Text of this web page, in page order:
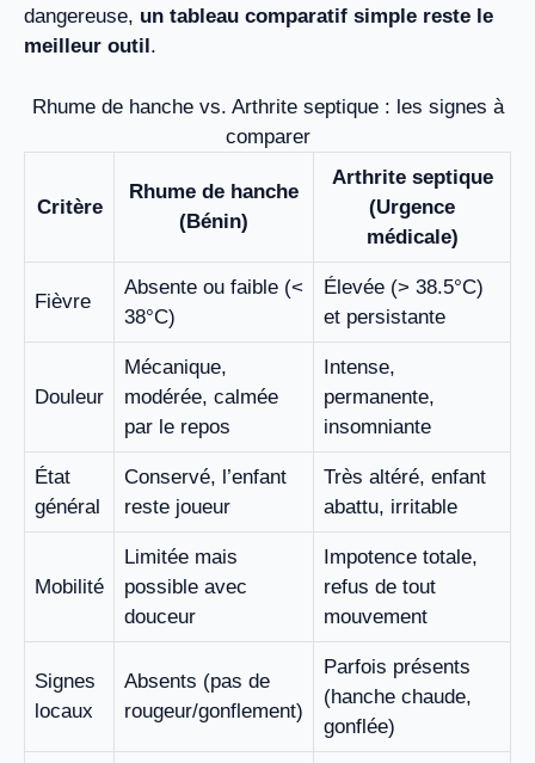
dangereuse, un tableau comparatif simple reste le
meilleur outil .
Rhume de hanche vs. Arthrite septique : les signes à
comparer
Critère
Rhume de hanche
(Bénin)
Arthrite septique
(Urgence
médicale)
Fièvre
Absente ou faible (<
38°C)
Élevée (> 38.5°C)
et persistante
Douleur
Mécanique,
modérée, calmée
par le repos
Intense,
permanente,
insomniante
État
général
Conservé, l’enfant
reste joueur
Très altéré, enfant
abattu, irritable
Mobilité
Limitée mais
possible avec
douceur
Impotence totale,
refus de tout
mouvement
Signes
locaux
Absents (pas de
rougeur/gonflement)
Parfois présents
(hanche chaude,
gonflée)